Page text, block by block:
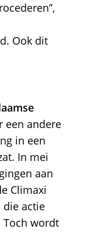
Ook dit
een andere
in een
In mei
aan
Climaxi
die actie
Toch wordt